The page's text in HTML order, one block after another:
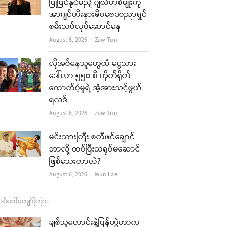
o
g
m
b
e
အာဂျင်တီးနားဇီဝဗေဒပညာရှင်
စမ်းသပ်လုပ်ဆောင်နေ
August 6, 2026 Author
Zaw Tun
လိုအပ်နေသူတွေထံ ငွေသား
ဒေါ်လာ ၅၅၀ စီ တိုက်ရိုက်
ထောက်ပံ့မှုရဲ့ အံ့အားသင့်ဖွယ်
ရလဒ်
August 6, 2026 Author
Zaw Tun
မင်းသားကြီး စတီဖင်ချောင်
ဘာလို့ ထပ်ပြီးသရုပ်မဆောင်
ဖြစ်သေးတာလဲ?
August 6, 2026 Author
Wun Lae
ပေါ်ကျော်ကြား
ချစ်သူဟောင်းနဲ့ပြန်တွဲတာက